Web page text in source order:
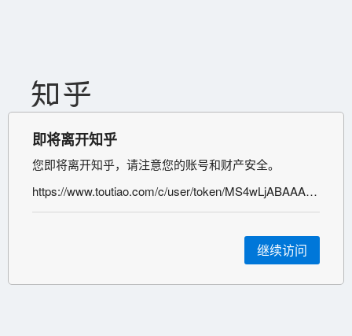
即将离开知乎
您即将离开知乎，请注意您的账号和财产安全。
https://www.toutiao.com/c/user/token/MS4wLjABAAAAl6C_5hEDLA8yapa5oc6Y0iMfCwAGLyTchP1yidALnoU/?source=weitoutiao_detail
继续访问